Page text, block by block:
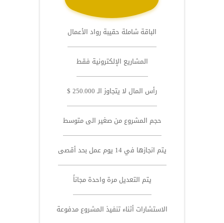
الباقة شاملة حقيبة رواد الأعمال
المشاريع الإلكترونية فقط
رأس المال لا يتجاوز الـ 250.000 $
حجم المشروع من صغير الى متوسط
يتم انجازها في 14 يوم عمل بحد أقصى
يتم التعديل مرة واحدة مجاناً
الاستشارات أثناء تنفيذ المشروع مدفوعة